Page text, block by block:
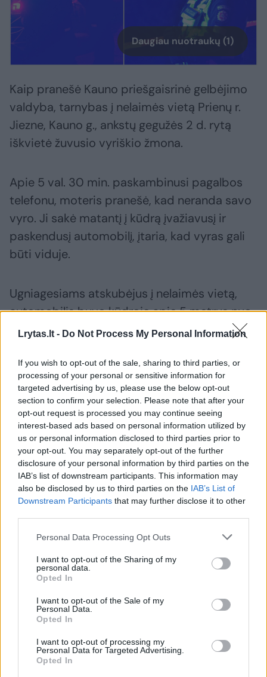
Lrytas.lt - Do Not Process My Personal Information
If you wish to opt-out of the sale, sharing to third parties, or
processing of your personal or sensitive information for
targeted advertising by us, please use the below opt-out
section to confirm your selection. Please note that after your
opt-out request is processed you may continue seeing
interest-based ads based on personal information utilized by
us or personal information disclosed to third parties prior to
your opt-out. You may separately opt-out of the further
disclosure of your personal information by third parties on the
IAB’s list of downstream participants. This information may
also be disclosed by us to third parties on the IAB’s List of
Downstream Participants that may further disclose it to other
Personal Data Processing Opt Outs
I want to opt-out of the Sharing of my
personal data.
Opted In
I want to opt-out of the Sale of my
Personal Data.
Opted In
I want to opt-out of processing my
Personal Data for Targeted Advertising.
Opted In
Daugiau nuotraukų (1)
Kaip pranešė Kauno priešgaisrinė gelbėjimo
valdyba, tarnybas į nelaimės vietą Prienų r.
Jiezne, Kauno g., ankstų gegužės 2 d. rytą
iškvietė žuvusio vyriškio žmona.
Apie 5 val. 30 min. paskambinusi pagalbos
telefonu, moteris pranešė, kad neranda savo
vyro. Ji sakė matantį į kūdrą įvažiavusį ir
paskendusį automobilį, įtaria, kad vyras gali
būti viduje.
Ugniagesiams atskubėjus į nelaimės vietą,
automobilis buvo kūdroje apie 5 metrus nuo
kranto.
Susiję straipsniai
Rokiškio r. medikams
nepavyko atgaivinti staiga
suneglavusio vyro –
konstatuota mirtis
rasti
pradėjo
Gelbėtojai automobilį ištraukė, tuomet jo
viduje ir buvo rastas vyras (gim. 1968 m.) be